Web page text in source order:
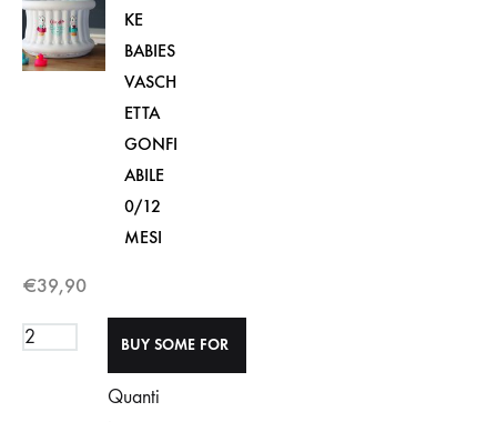
KE
BABIES
VASCH
ETTA
GONFI
ABILE
0/12
MESI
€39,90
Quanti